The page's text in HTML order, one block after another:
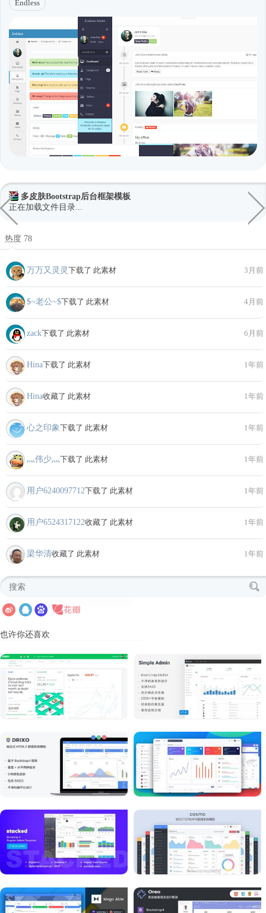
Endless
多皮肤Bootstrap后台框架模板
正在加载文件目录...
热度 78
万万又灵灵 下载了 此素材 3月前
$~老公~$下载了 此素材 4月前
zack下载了 此素材 6月前
Hina下载了 此素材 1年前
Hina收藏了 此素材 1年前
心之印象下载了 此素材 1年前
灬伟少灬下载了 此素材 1年前
用户6240097712下载了 此素材 1年前
用户6524317122收藏了 此素材 1年前
梁华清收藏了 此素材 1年前
也许你还喜欢